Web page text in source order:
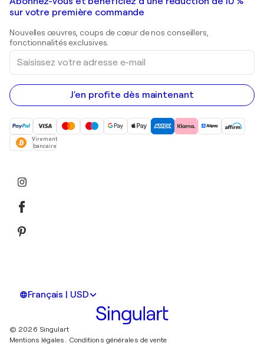
Shepard Fairey
Peintures de paysage
Estampes
Peintures acryliques
Galeries d'art en Belgique
sur votre première commande
Nouvelles œuvres, coups de cœur de nos conseillers,
fonctionnalités exclusives.
Saisissez
votre
adresse
e-
mail
J'en profite dès maintenant
Virement
bancaire
Français | USD
© 2026 Singulart
Mentions légales.
Conditions générales de vente